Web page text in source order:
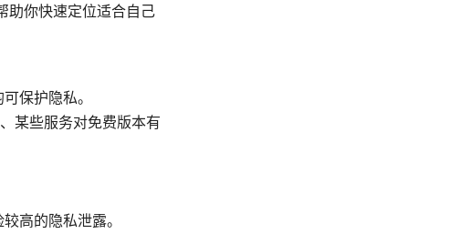
助你快速定位适合自己
保护隐私。
某些服务对免费版本有
高的隐私泄露。